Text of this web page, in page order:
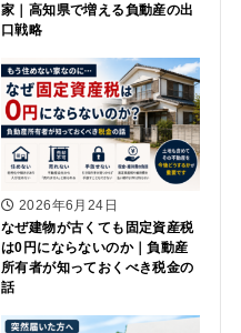
家｜高知県で増える負動産の出
口戦略
2026年6月24日
なぜ建物が古くても固定資産税
は0円にならないのか｜負動産
所有者が知っておくべき税金の
話